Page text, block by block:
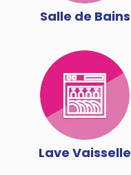
Salle de Bains
Lave Vaisselle